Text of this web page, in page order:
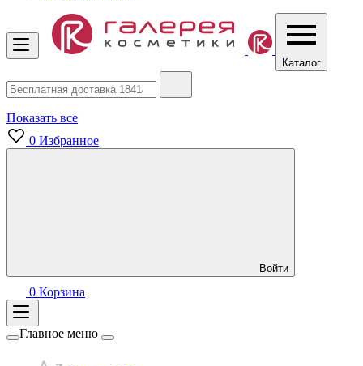
Каталог
Показать все
0 Избранное
Войти
0 Корзина
Главное меню